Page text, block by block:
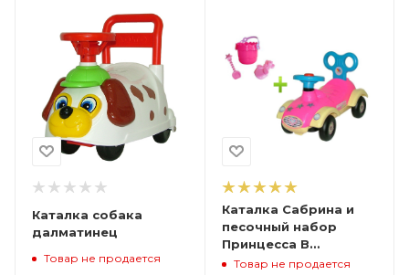
Каталка собака
далматинец
Товар не продается
Каталка Сабрина и
песочный набор
Принцесса В
ПОДАРОК
Товар не продается